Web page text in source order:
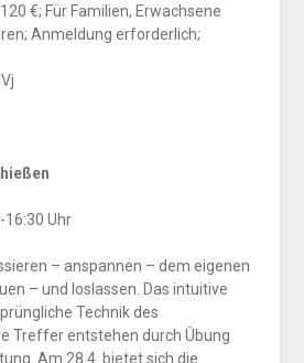
€; Für Familien, Erwachsene
Anmeldung erforderlich;
16:30 Uhr
– anspannen – dem eigenen
– und loslassen. Das intuitive
Technik des
Treffer entstehen durch Übung
Am 28.4. bietet sich die